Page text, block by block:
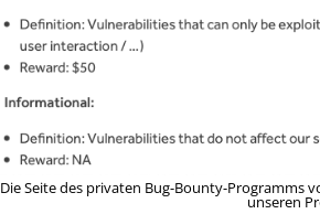
Die Seite des privaten Bug-Bounty-Programms
unseren